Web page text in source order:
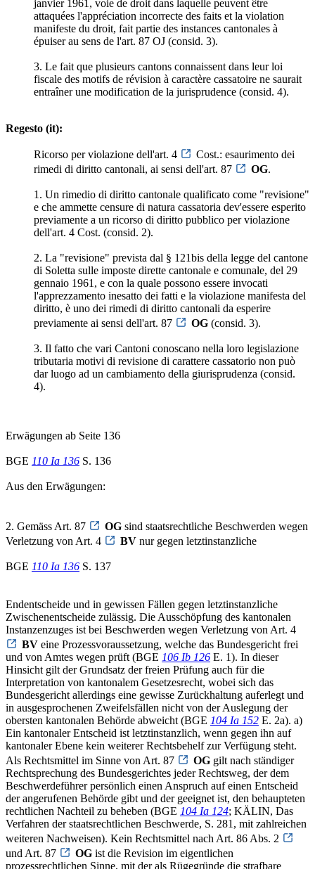
janvier 1961, voie de droit dans laquelle peuvent être
attaquées l'appréciation incorrecte des faits et la violation
manifeste du droit, fait partie des instances cantonales à
épuiser au sens de l'art. 87 OJ (consid. 3).
3. Le fait que plusieurs cantons connaissent dans leur loi
fiscale des motifs de révision à caractère cassatoire ne saurait
entraîner une modification de la jurisprudence (consid. 4).
Regesto (it):
Ricorso per violazione dell'art. 4
Cost.: esaurimento dei
rimedi di diritto cantonali, ai sensi dell'art. 87
OG.
1. Un rimedio di diritto cantonale qualificato come "revisione"
e che ammette censure di natura cassatoria dev'essere esperito
previamente a un ricorso di diritto pubblico per violazione
dell'art. 4 Cost. (consid. 2).
2. La "revisione" prevista dal § 121bis della legge del cantone
di Soletta sulle imposte dirette cantonale e comunale, del 29
gennaio 1961, e con la quale possono essere invocati
l'apprezzamento inesatto dei fatti e la violazione manifesta del
diritto, è uno dei rimedi di diritto cantonali da esperire
previamente ai sensi dell'art. 87
OG (consid. 3).
3. Il fatto che vari Cantoni conoscano nella loro legislazione
tributaria motivi di revisione di carattere cassatorio non può
dar luogo ad un cambiamento della giurisprudenza (consid.
4).
Erwägungen ab Seite 136
BGE 110 Ia 136 S. 136
Aus den Erwägungen:
2. Gemäss Art. 87 OG sind staatsrechtliche Beschwerden wegen
Verletzung von Art. 4
BV nur gegen letztinstanzliche
BGE 110 Ia 136 S. 137
Endentscheide und in gewissen Fällen gegen letztinstanzliche
Zwischenentscheide zulässig. Die Ausschöpfung des kantonalen
Instanzenzuges ist bei Beschwerden wegen Verletzung von Art. 4
BV eine Prozessvoraussetzung, welche das Bundesgericht frei
und von Amtes wegen prüft (BGE 106 Ib 126 E. 1). In dieser
Hinsicht gilt der Grundsatz der freien Prüfung auch für die
Interpretation von kantonalem Gesetzesrecht, wobei sich das
Bundesgericht allerdings eine gewisse Zurückhaltung auferlegt und
in ausgesprochenen Zweifelsfällen nicht von der Auslegung der
obersten kantonalen Behörde abweicht (BGE 104 Ia 152 E. 2a). a)
Ein kantonaler Entscheid ist letztinstanzlich, wenn gegen ihn auf
kantonaler Ebene kein weiterer Rechtsbehelf zur Verfügung steht.
Als Rechtsmittel im Sinne von Art. 87
OG gilt nach ständiger
Rechtsprechung des Bundesgerichtes jeder Rechtsweg, der dem
Beschwerdeführer persönlich einen Anspruch auf einen Entscheid
der angerufenen Behörde gibt und der geeignet ist, den behaupteten
rechtlichen Nachteil zu beheben (BGE 104 Ia 124; KÄLIN, Das
Verfahren der staatsrechtlichen Beschwerde, S. 281, mit zahlreichen
weiteren Nachweisen). Kein Rechtsmittel nach Art. 86 Abs. 2
und Art. 87
OG ist die Revision im eigentlichen
prozessrechtlichen Sinne, mit der als Rügegründe die strafbare